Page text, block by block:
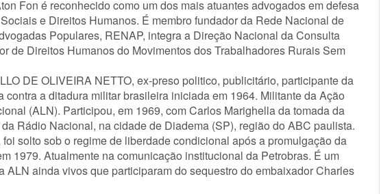
Fon é reconhecido como um dos mais atuantes advogados em defesa
e Direitos Humanos. É membro fundador da Rede Nacional de
Populares, RENAP, integra a Direção Nacional da Consulta
de Direitos Humanos do Movimentos dos Trabalhadores Rurais Sem
DE OLIVEIRA NETTO, ex-preso politico, publicitário, participante da
contra a ditadura militar brasileira iniciada em 1964. Militante da Ação
(ALN). Participou, em 1969, com Carlos Marighella da tomada da
Rádio Nacional, na cidade de Diadema (SP), região do ABC paulista.
foi solto sob o regime de liberdade condicional após a promulgação da
1979. Atualmente na comunicação institucional da Petrobras. É um
ALN ainda vivos que participaram do sequestro do embaixador Charles